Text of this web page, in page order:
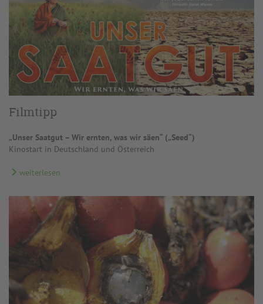
Filmtipp
„Unser Saatgut – Wir ernten, was wir säen“ („Seed“)
Kinostart in Deutschland und Österreich
weiterlesen